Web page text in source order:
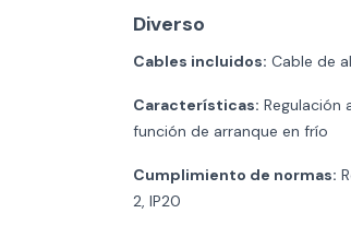
Diverso
Cables incluidos: Cable de
Características: Regulación
función de arranque en frío
Cumplimiento de normas:
2, IP20